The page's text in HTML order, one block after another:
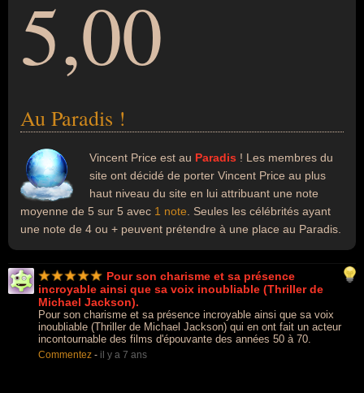
5,00
Au Paradis !
Vincent Price est au Paradis ! Les membres du
site ont décidé de porter Vincent Price au plus
haut niveau du site en lui attribuant une note
moyenne de 5 sur 5 avec 1 note . Seules les célébrités ayant
une note de 4 ou + peuvent prétendre à une place au Paradis.
Pour son charisme et sa présence
incroyable ainsi que sa voix inoubliable (Thriller de
Michael Jackson).
Pour son charisme et sa présence incroyable ainsi que sa voix
inoubliable (Thriller de Michael Jackson) qui en ont fait un acteur
incontournable des films d'épouvante des années 50 à 70.
Commentez - il y a 7 ans